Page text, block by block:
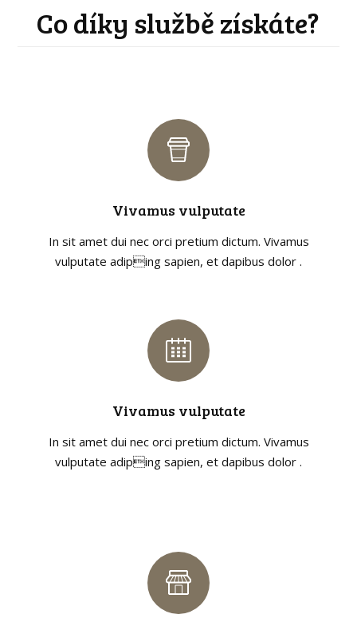
Co díky službě získáte?
Vivamus vulputate
In sit amet dui nec orci pretium dictum. Vivamus
vulputate adiping sapien, et dapibus dolor .
Vivamus vulputate
In sit amet dui nec orci pretium dictum. Vivamus
vulputate adiping sapien, et dapibus dolor .